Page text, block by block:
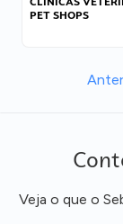
PET SHOPS
Veja o que o